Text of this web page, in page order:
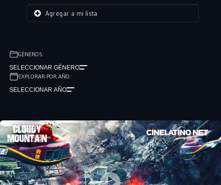
Agregar a mi lista
GÉNEROS:
SELECCIONAR GÉNERO
EXPLORAR POR AÑO:
SELECCIONAR AÑO